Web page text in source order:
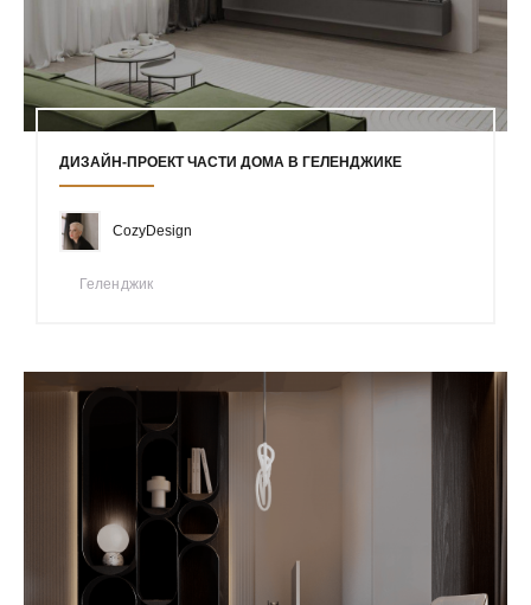
ДИЗАЙН-ПРОЕКТ ЧАСТИ ДОМА В ГЕЛЕНДЖИКЕ
CozyDesign
Геленджик